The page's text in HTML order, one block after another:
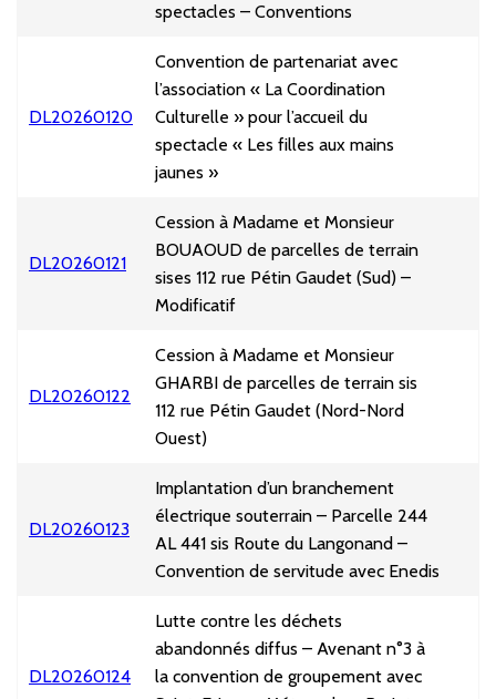
spectacles – Conventions
DL20260120
Convention de partenariat avec
l’association « La Coordination
Culturelle » pour l’accueil du
spectacle « Les filles aux mains
jaunes »
DL20260121
Cession à Madame et Monsieur
BOUAOUD de parcelles de terrain
sises 112 rue Pétin Gaudet (Sud) –
Modificatif
DL20260122
Cession à Madame et Monsieur
GHARBI de parcelles de terrain sis
112 rue Pétin Gaudet (Nord-Nord
Ouest)
DL20260123
Implantation d’un branchement
électrique souterrain – Parcelle 244
AL 441 sis Route du Langonand –
Convention de servitude avec Enedis
DL20260124
Lutte contre les déchets
abandonnés diffus – Avenant n°3 à
la convention de groupement avec